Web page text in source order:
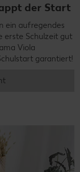
der Start
ein aufregendes
erste Schulzeit gut
Viola
garantiert!